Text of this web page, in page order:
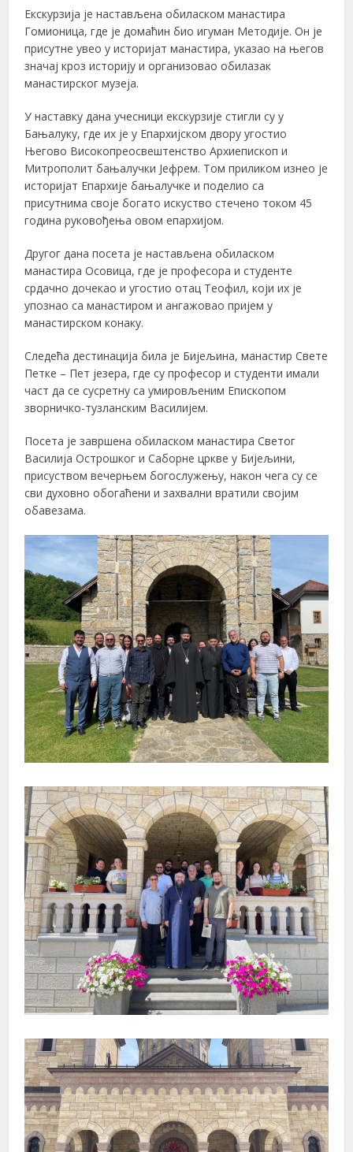
Екскурзија је настављена обиласком манастира
Гомионица, где је домаћин био игуман Методије. Он је
присутне увео у историјат манастира, указао на његов
значај кроз историју и организовао обилазак
манастирског музеја.
У наставку дана учесници екскурзије стигли су у
Бањалуку, где их је у Епархијском двору угостио
Његово Високопреосвештенство Архиепископ и
Митрополит бањалучки Јефрем. Том приликом изнео је
историјат Епархије бањалучке и поделио са
присутнима своје богато искуство стечено током 45
година руковођења овом епархијом.
Другог дана посета је настављена обиласком
манастира Осовица, где је професора и студенте
срдачно дочекао и угостио отац Теофил, који их је
упознао са манастиром и ангажовао пријем у
манастирском конаку.
Следећа дестинација била је Бијељина, манастир Свете
Петке – Пет језера, где су професор и студенти имали
част да се сусретну са умировљеним Епископом
зворничко-тузланским Василијем.
Посета је завршена обиласком манастира Светог
Василија Острошког и Саборне цркве у Бијељини,
присуством вечерњем богослужењу, након чега су се
сви духовно обогаћени и захвални вратили својим
обавезама.